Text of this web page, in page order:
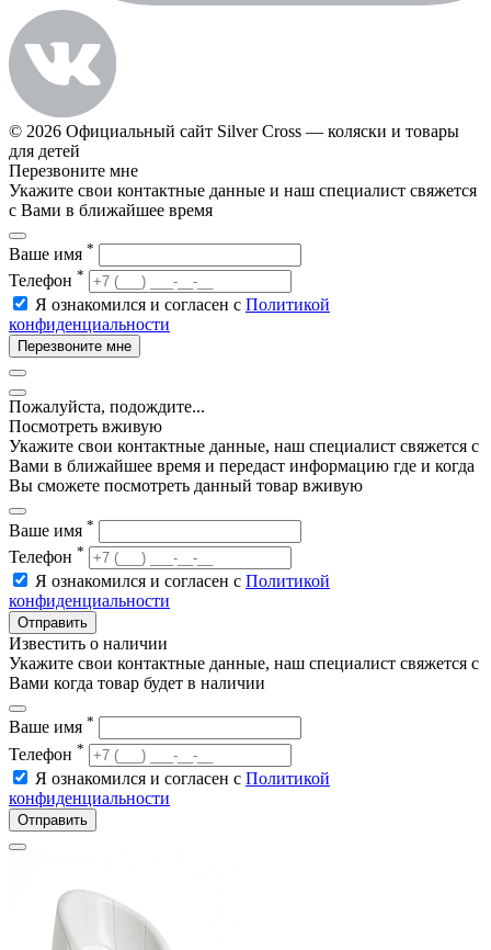
© 2026 Официальный сайт Silver Cross — коляски и товары
для детей
Перезвоните мне
Укажите свои контактные данные и наш специалист свяжется
с Вами в ближайшее время
Ваше имя *
Телефон *
Я ознакомился и согласен с Политикой
конфиденциальности
Перезвоните мне
Пожалуйста, подождите...
Посмотреть вживую
Укажите свои контактные данные, наш специалист свяжется с
Вами в ближайшее время и передаст информацию где и когда
Вы сможете посмотреть данный товар вживую
Ваше имя *
Телефон *
Я ознакомился и согласен с Политикой
конфиденциальности
Отправить
Известить о наличии
Укажите свои контактные данные, наш специалист свяжется с
Вами когда товар будет в наличии
Ваше имя *
Телефон *
Я ознакомился и согласен с Политикой
конфиденциальности
Отправить